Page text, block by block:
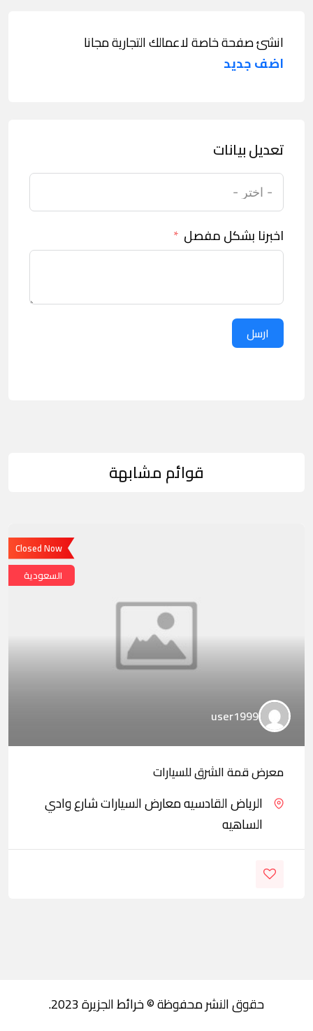
انشئ صفحة خاصة لاعمالك التجارية مجانا
اضف جديد
تعديل بيانات
اخبرنا بشكل مفصل
ارسل
قوائم مشابهة
Closed Now
السعودية
user1999
معرض قمة الشرق للسيارات
الرياض القادسيه معارض السيارات شارع وادي
الساهيه
حقوق النشر محفوظة © خرائط الجزيرة 2023.